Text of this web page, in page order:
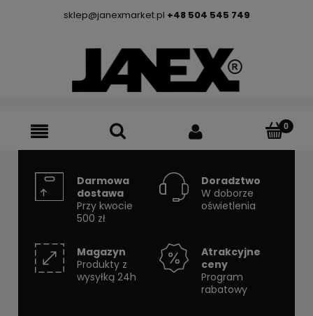
sklep@janexmarket.pl +48 504 545 749
Darmowa
dostawa
Przy kwocie
500 zł
Doradztwo
W doborze
oświetlenia
Magazyn
Produkty z
wysyłką 24h
Atrakcyjne
ceny
Program
rabatowy